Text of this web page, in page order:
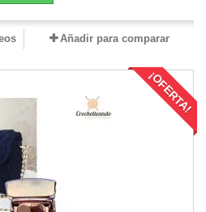
Añadir para comparar
¡OFERTA!